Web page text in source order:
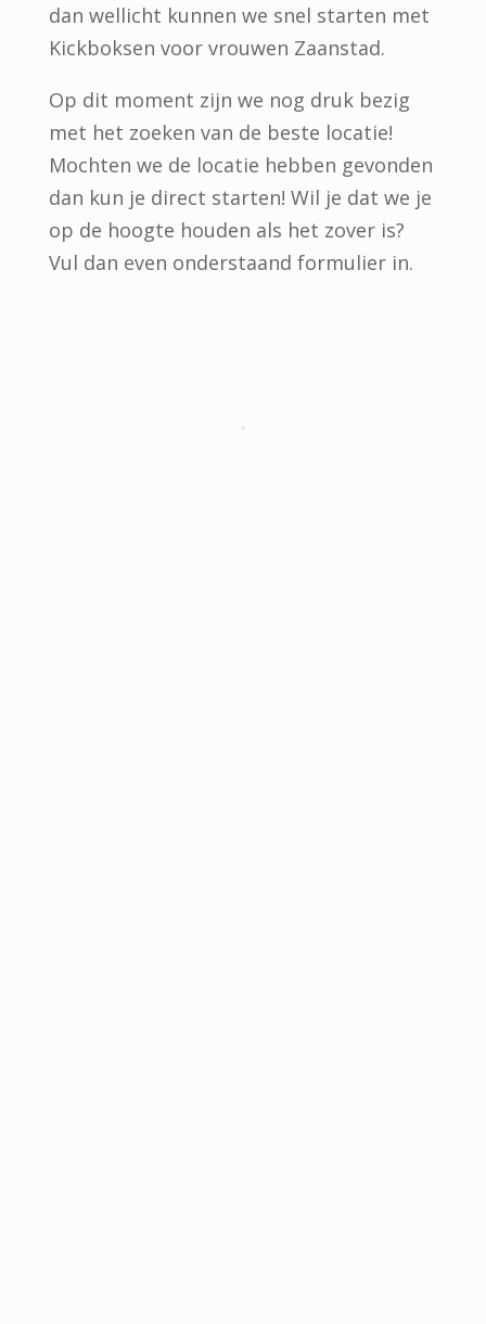
dan wellicht kunnen we snel starten met
Kickboksen voor vrouwen Zaanstad.
Op dit moment zijn we nog druk bezig
met het zoeken van de beste locatie!
Mochten we de locatie hebben gevonden
dan kun je direct starten! Wil je dat we je
op de hoogte houden als het zover is?
Vul dan even onderstaand formulier in.